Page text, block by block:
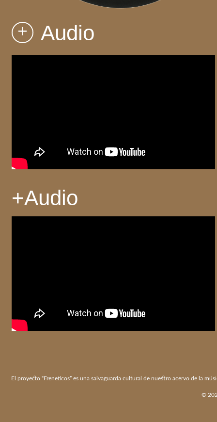
+ Audio
+Audio
El proyecto “Freneticos” es una salvaguarda cultural de nuestro acervo de la
©